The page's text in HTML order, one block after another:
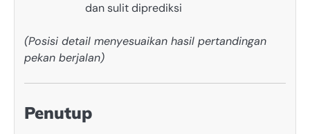
dan sulit diprediksi
(Posisi detail menyesuaikan hasil pertandingan
pekan berjalan)
Penutup